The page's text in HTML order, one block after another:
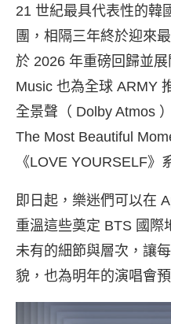
21 世紀最具代表性的韓
團， 相隔三年終於迎來
於 2026 年重磅回歸並
Music 也為全球 ARMY
全景聲（ Dolby Atmos
The Most Beautiful
《LOVE YOURSELF》
即日起，樂迷們可以在
重溫這些奠定 BTS 國際
未有的細節與層次，讓
貌， 也為明年的演唱會